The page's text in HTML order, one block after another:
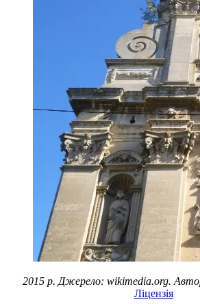
2015 р. Джерело: wikimedia.org.
Ліцензія